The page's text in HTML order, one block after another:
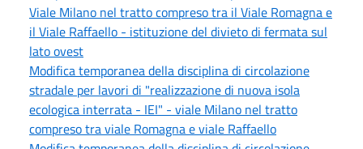
Viale Milano nel tratto compreso tra il Viale Romagna e
il Viale Raffaello - istituzione del divieto di fermata sul
lato ovest
Modifica temporanea della disciplina di circolazione
stradale per lavori di "realizzazione di nuova isola
ecologica interrata - IEI" - viale Milano nel tratto
compreso tra viale Romagna e viale Raffaello